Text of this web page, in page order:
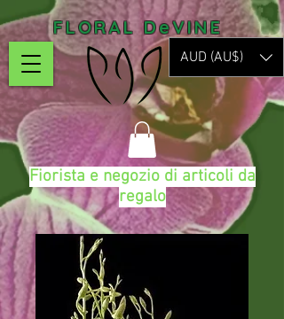
FLORAL DeVINE
AUD (AU$)
Fiorista e negozio di articoli da
regalo